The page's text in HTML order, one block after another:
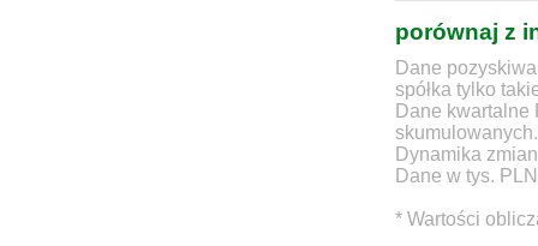
porównaj z
Dane
spółka tylko
Dane
skumulowanych.
Dynamika
Dane w tys. PLN
* Wartości